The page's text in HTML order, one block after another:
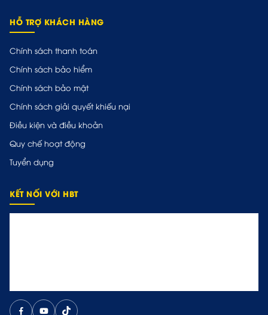
HỖ TRỢ KHÁCH HÀNG
Chính sách thanh toán
Chính sách bảo hiểm
Chính sách bảo mật
Chính sách giải quyết khiếu nại
Điều kiện và điều khoản
Quy chế hoạt động
Tuyển dụng
KẾT NỐI VỚI HBT